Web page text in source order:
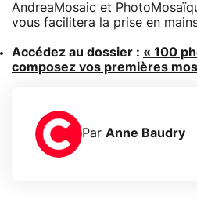
AndreaMosaic et
vous facilitera la prise en
Accédez au dossier : « 100
composez vos premières
Par Anne Baudry